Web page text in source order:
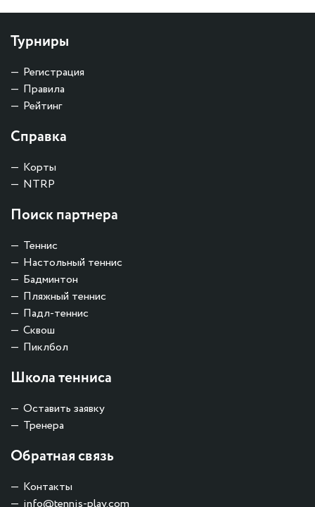
Турниры
Регистрация
Правила
Рейтинг
Справка
Корты
NTRP
Поиск партнера
Теннис
Настольный теннис
Бадминтон
Пляжный теннис
Падл-теннис
Сквош
Пиклбол
Школа тенниса
Оставить заявку
Тренера
Обратная связь
Контакты